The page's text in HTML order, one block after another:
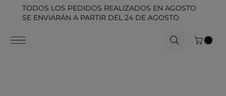
TODOS LOS PEDIDOS REALIZADOS EN AGOSTO
SE ENVIARÁN A PARTIR DEL 24 DE AGOSTO